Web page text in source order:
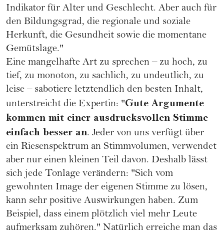
Indikator für Alter und Geschlecht. Aber auch für
den Bildungsgrad, die regionale und soziale
Herkunft, die Gesundheit sowie die momentane
Gemütslage."
Eine mangelhafte Art zu sprechen – zu hoch, zu
tief, zu monoton, zu sachlich, zu undeutlich, zu
leise – sabotiere letztendlich den besten Inhalt,
unterstreicht die Expertin: "Gute Argumente
kommen mit einer ausdrucksvollen Stimme
einfach besser an. Jeder von uns verfügt über
ein Riesenspektrum an Stimmvolumen, verwendet
aber nur einen kleinen Teil davon. Deshalb lässt
sich jede Tonlage verändern: "Sich vom
gewohnten Image der eigenen Stimme zu lösen,
kann sehr positive Auswirkungen haben. Zum
Beispiel, dass einem plötzlich viel mehr Leute
aufmerksam zuhören." Natürlich erreiche man das